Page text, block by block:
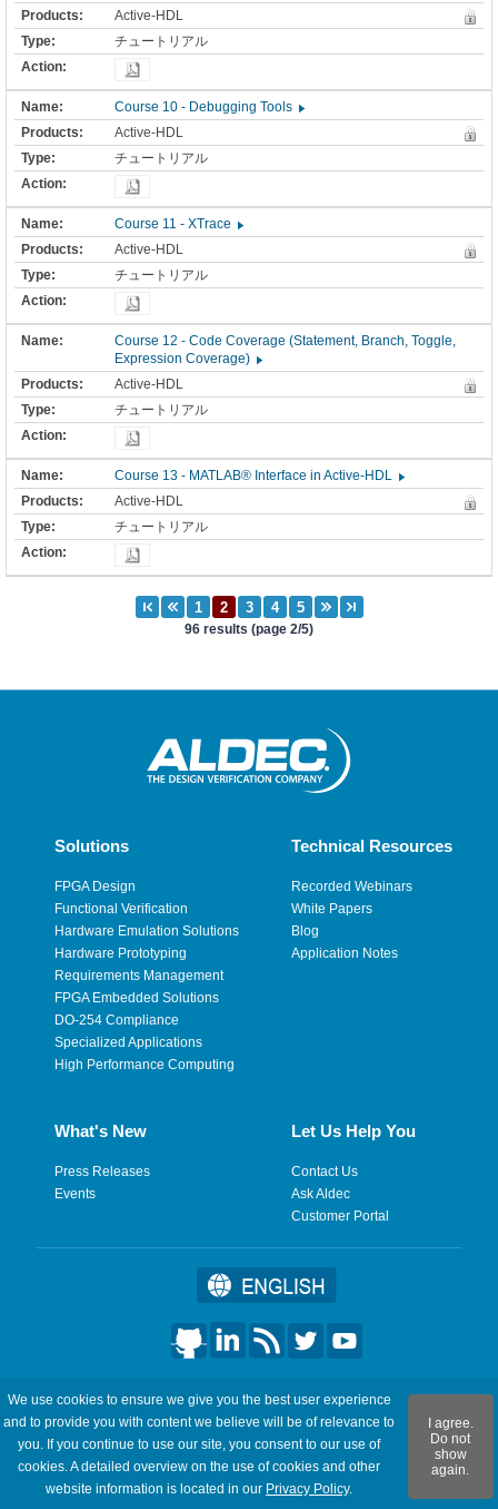
Active-HDL
チュートリアル
Course 10 - Debugging Tools
Active-HDL
チュートリアル
Course 11 - XTrace
Active-HDL
チュートリアル
Course 12 - Code Coverage (Statement, Branch, Toggle,
Expression Coverage)
Active-HDL
チュートリアル
Course 13 - MATLAB® Interface in Active-HDL
Active-HDL
チュートリアル
96 results (page 2/5)
Solutions
FPGA Design
Functional Verification
Hardware Emulation Solutions
Hardware Prototyping
Requirements Management
FPGA Embedded Solutions
DO-254 Compliance
Specialized Applications
High Performance Computing
Technical Resources
Recorded Webinars
White Papers
Blog
Application Notes
What's New
Press Releases
Events
Let Us Help You
Contact Us
Ask Aldec
Customer Portal
©2026 Aldec, Inc. All Rights Reserved.
Legal | Privacy | Site Map | RSS Feeds | フィードバックを送
信
We use cookies to ensure we give you the best user experience
and to provide you with content we believe will be of relevance to
you. If you continue to use our site, you consent to our use of
cookies. A detailed overview on the use of cookies and other
website information is located in our Privacy Policy.
I agree.
Do not
show
again.